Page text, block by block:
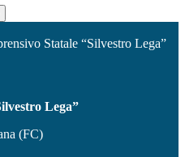
Statale “Silvestro Lega”
Lega”
(FC)